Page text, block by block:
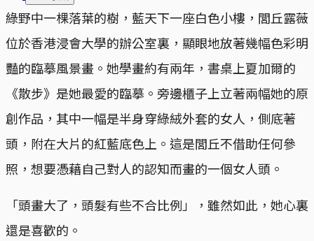
綠野中一棵落葉的樹，藍天下一座白色小樓，閭丘露薇
位於香港浸會大學的辦公室裏，顯眼地放著幾幅色彩明
豔的臨摹風景畫。她學畫約有兩年，書桌上夏加爾的
《散步》是她最愛的臨摹。旁邊櫃子上立著兩幅她的原
創作品，其中一幅是半身穿綠絨外套的女人，側底著
頭，附在大片的紅藍底色上。這是閭丘不借助任何參
照，想要憑藉自己對人的認知而畫的一個女人頭。
「頭畫大了，頭髮有些不合比例」，雖然如此，她心裏
還是喜歡的。